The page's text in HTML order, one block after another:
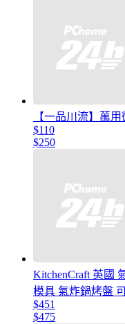
【一品川流】萬
$110
$250
KitchenCraft 英國
模具 氣炸鍋烤盤
$451
$475